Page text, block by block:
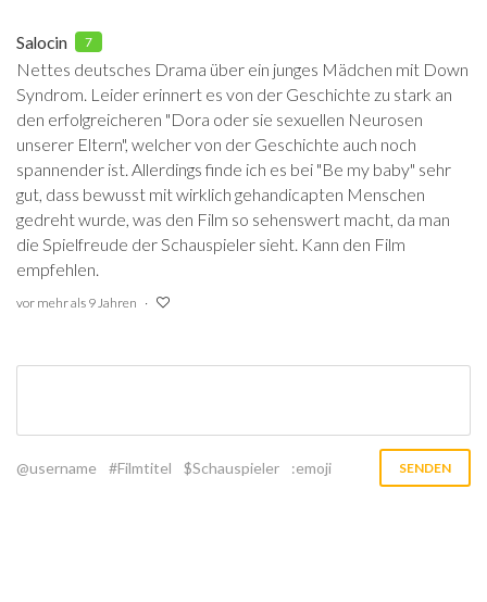
Salocin 7
Nettes deutsches Drama über ein junges Mädchen mit Down
Syndrom. Leider erinnert es von der Geschichte zu stark an
den erfolgreicheren "Dora oder sie sexuellen Neurosen
unserer Eltern", welcher von der Geschichte auch noch
spannender ist. Allerdings finde ich es bei "Be my baby" sehr
gut, dass bewusst mit wirklich gehandicapten Menschen
gedreht wurde, was den Film so sehenswert macht, da man
die Spielfreude der Schauspieler sieht. Kann den Film
empfehlen.
vor mehr als 9 Jahren
@username #Filmtitel $Schauspieler :emoji